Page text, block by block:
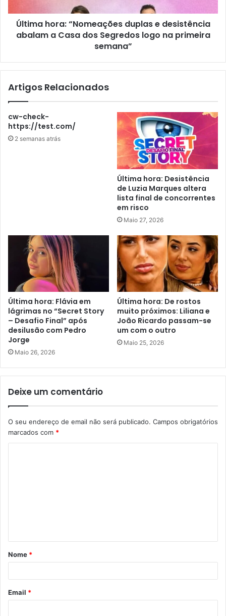
Última hora: “Nomeações duplas e desistência
abalam a Casa dos Segredos logo na primeira
semana”
Artigos Relacionados
cw-check-
https://test.com/
2 semanas atrás
Última hora: Desistência
de Luzia Marques altera
lista final de concorrentes
em risco
Maio 27, 2026
Última hora: Flávia em
lágrimas no “Secret Story
– Desafio Final” após
desilusão com Pedro
Jorge
Maio 26, 2026
Última hora: De rostos
muito próximos: Liliana e
João Ricardo passam-se
um com o outro
Maio 25, 2026
Deixe um comentário
O seu endereço de email não será publicado. Campos obrigatórios
marcados com *
á
r
*
Nome *
Email *